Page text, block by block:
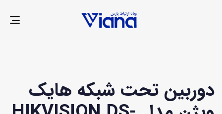
دوربین تحت شبکه هایک